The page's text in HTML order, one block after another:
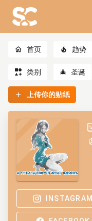
首页 趋势
类别 🎄 圣诞
上传你的贴纸
INSTAGRAM